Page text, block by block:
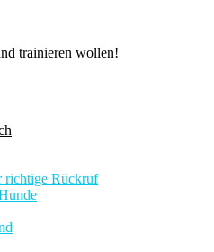
trainieren wollen!
richtige Rückruf